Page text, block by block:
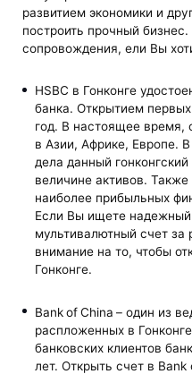
развитием экономики и
построить прочный
сопровождения, ели Вы
HSBC в Гонконге
банка. Открытием
год. В настоящее время,
в Азии, Африке, Европе.
дела данный
величине активов. Также
наиболее прибыльных
Если Вы ищете надежный
мультивалютный счет за
внимание на то, чтобы
Гонконге.
Bank of China – один из
распложенных в
банковских клиентов
лет. Открыть счет в Bank